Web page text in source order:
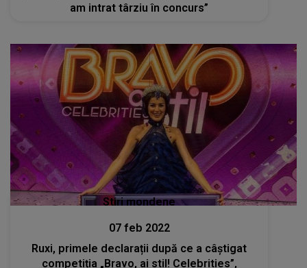
am intrat târziu în concurs”
Stiri mondene
07 feb 2022
Ruxi, primele declarații după ce a câștigat
competiția „Bravo, ai stil! Celebrities”,